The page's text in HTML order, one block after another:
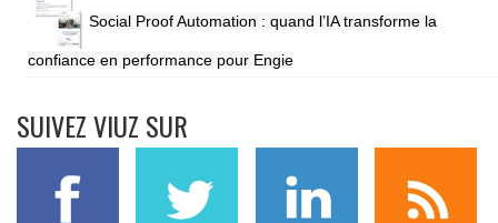
Social Proof Automation : quand l’IA transforme la
confiance en performance pour Engie
SUIVEZ VIUZ SUR